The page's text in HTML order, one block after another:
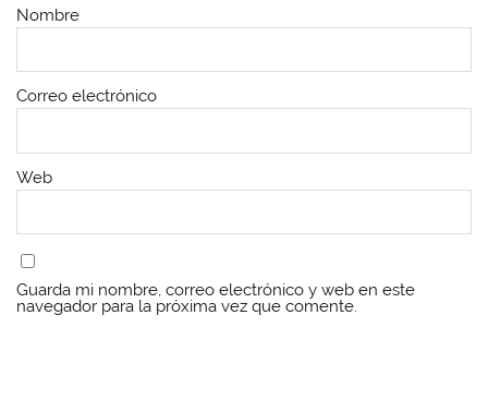
Nombre
Correo electrónico
Web
Guarda mi nombre, correo electrónico y web en este
navegador para la próxima vez que comente.